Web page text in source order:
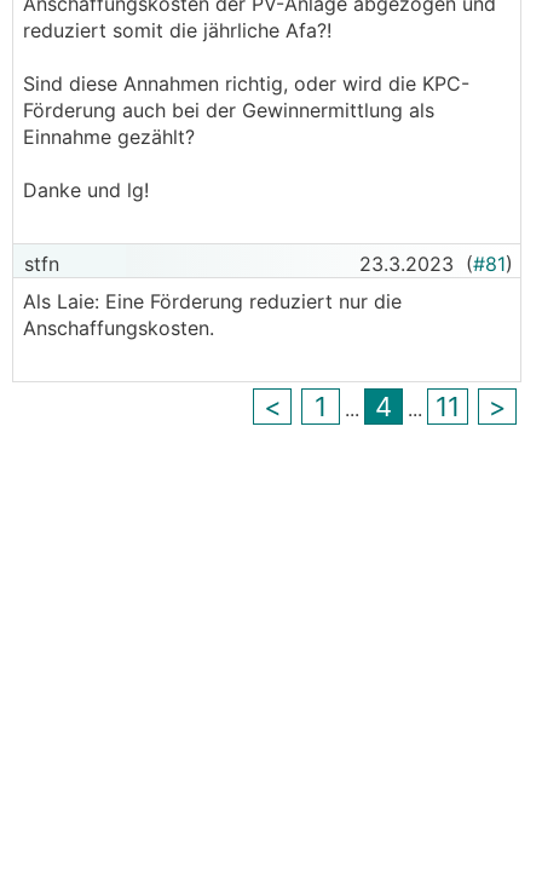
reduziert somit die jährliche Afa?!
Sind diese Annahmen richtig, oder wird die KPC-
Förderung auch bei der Gewinnermittlung als
Einnahme gezählt?
Danke und lg!
stfn 23.3.2023 (#81)
Als Laie: Eine Förderung reduziert nur die
Anschaffungskosten.
< 1 ... 4 ... 11 >